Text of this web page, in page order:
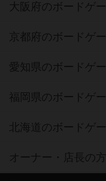
大阪府のボードゲ
京都府のボードゲ
愛知県のボードゲ
福岡県のボードゲ
北海道のボードゲ
オーナー・店長の